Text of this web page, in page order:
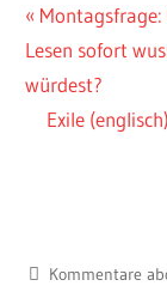
Vorheriger
Beitrag:
Montagsfrage:
Lesen sofort
würdest?
Nächster
Exile
Kommentare